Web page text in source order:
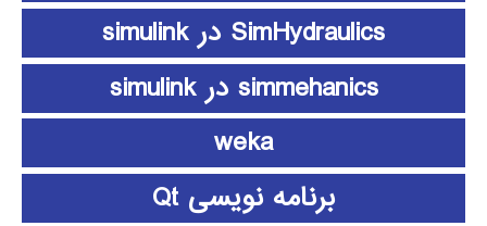
SimHydraulics در simulink
simmehanics در simulink
weka
برنامه نویسی Qt